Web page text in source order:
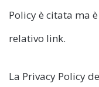
Policy è citata ma
relativo link.
La Privacy Policy